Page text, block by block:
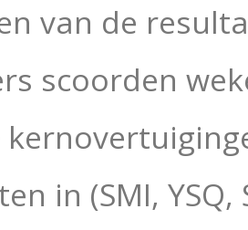
van de
scoorden
in (SMI, YSQ,